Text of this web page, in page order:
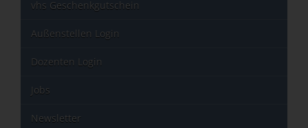
vhs Geschenkgutschein
Außenstellen Login
Dozenten Login
Jobs
Newsletter